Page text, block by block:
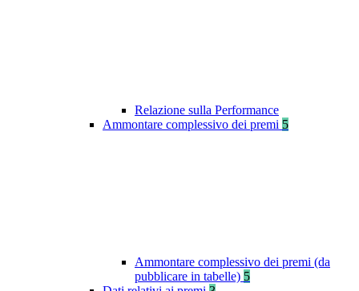
Relazione sulla Performance
Ammontare complessivo dei premi 5
Ammontare complessivo dei premi (da
pubblicare in tabelle) 5